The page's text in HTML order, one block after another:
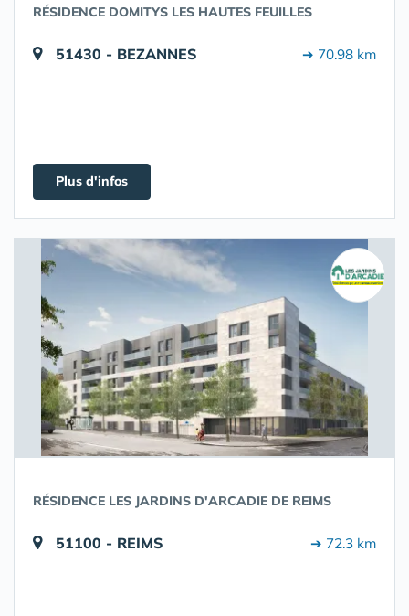
RÉSIDENCE DOMITYS LES HAUTES FEUILLES
51430 - BEZANNES ➔ 70.98 km
Plus d'infos
RÉSIDENCE LES JARDINS D'ARCADIE DE REIMS
51100 - REIMS ➔ 72.3 km